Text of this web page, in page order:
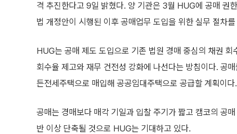
격 추진한다고 9일 밝혔다. 양 기관은 3월 HUG에 공매 권
법 개정안이 시행된 이후 공매업무 도입을 위한 실무 절차
HUG는 공매 제도 도입으로 기존 법원 경매 중심의 채권 회
회수율 제고와 재무 건전성 강화에 나선다는 방침이다. 공
든전세주택으로 매입해 공공임대주택으로 공급할 계획이다.
공매는 경매보다 매각 기일과 입찰 주기가 짧고 캠코의 공
반 이상 단축될 것으로 HUG는 기대하고 있다.